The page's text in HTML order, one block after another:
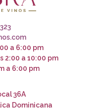
a 6:00 pm
2:00 a 10:00 pm
a 6:00 pm
36A
Dominicana